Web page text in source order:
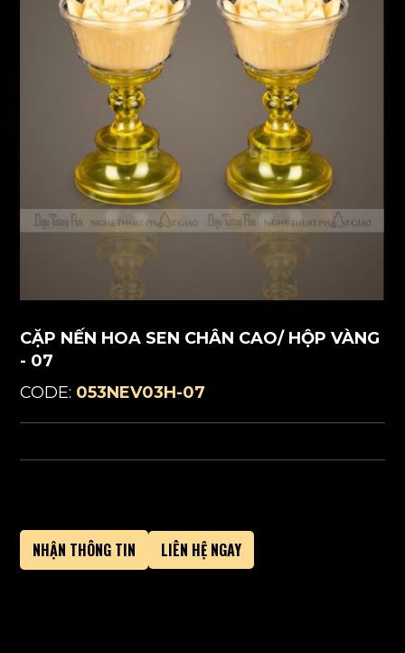
CẶP NẾN HOA SEN CHÂN CAO/ HỘP VÀNG
- 07
CODE: 053NEV03H-07
NHẬN THÔNG TIN LIÊN HỆ NGAY